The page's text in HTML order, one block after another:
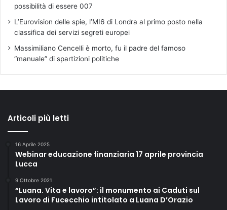
possibilità di essere 007
L’Eurovision delle spie, l’MI6 di Londra al primo posto nella
classifica dei servizi segreti europei
Massimiliano Cencelli è morto, fu il padre del famoso
“manuale” di spartizioni politiche
Articoli più letti
16 Aprile 2025
Webinar educazione finanziaria 17 aprile provincia
Lucca
9 Ottobre 2021
“Luana. Vita e lavoro”: il monumento ai Caduti sul
Lavoro di Fucecchio intitolato a Luana D’Orazio